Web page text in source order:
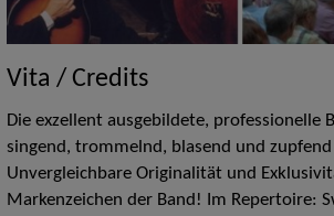
Vita / Credits
Die exzellent ausgebildete, professionelle
singend, trommelnd, blasend und
Unvergleichbare Originalität und
Markenzeichen der Band! Im Repertoire: